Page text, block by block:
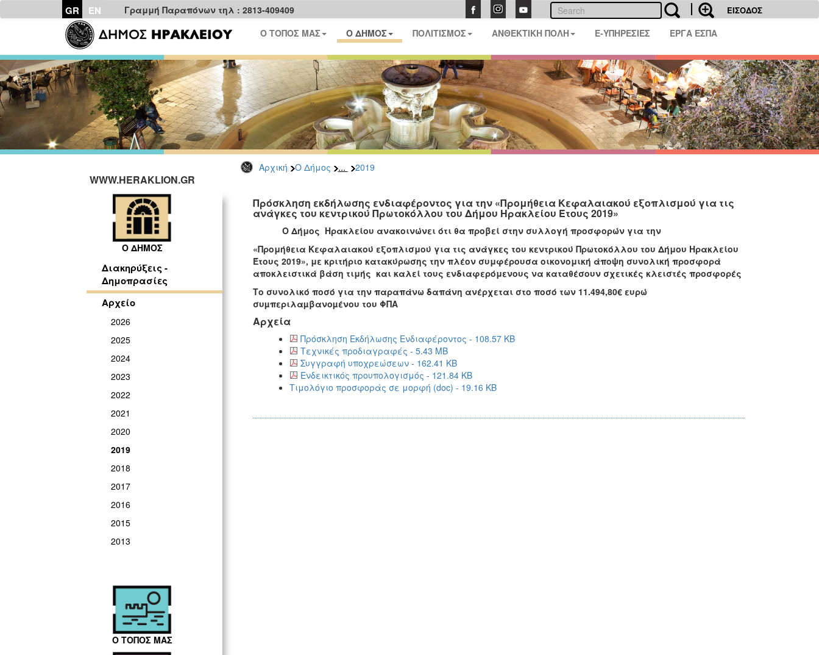
GR EN Γραμμή Παραπόνων τηλ : 2813-409409 ΕΙΣΟΔΟΣ
Ο ΤΟΠΟΣ ΜΑΣ Ο ΔΗΜΟΣ ΠΟΛΙΤΙΣΜΟΣ ΑΝΘΕΚΤΙΚΗ ΠΟΛΗ E-ΥΠΗΡΕΣΙΕΣ ΕΡΓΑ ΕΣΠΑ
Αρχική Ο Δήμος ... 2019
WWW.HERAKLION.GR
Ο ΔΗΜΟΣ
Διακηρύξεις -
Δημοπρασίες
Αρχείο
2026
2025
2024
2023
2022
2021
2020
2019
2018
2017
2016
2015
2013
Ο ΤΟΠΟΣ ΜΑΣ
Πρόσκληση εκδήλωσης ενδιαφέροντος για την «Προμήθεια Κεφαλαιακού εξοπλισμού για τις
ανάγκες του κεντρικού Πρωτοκόλλου του Δήμου Ηρακλείου Έτους 2019»
Ο Δήμος Ηρακλείου ανακοινώνει ότι θα προβεί στην συλλογή προσφορών για την
«Προμήθεια Κεφαλαιακού εξοπλισμού για τις ανάγκες του κεντρικού Πρωτοκόλλου του Δήμου Ηρακλείου
Έτους 2019», με κριτήριο κατακύρωσης την πλέον συμφέρουσα οικονομική άποψη συνολική προσφορά
αποκλειστικά βάση τιμής και καλεί τους ενδιαφερόμενους να καταθέσουν σχετικές κλειστές προσφορές
Το συνολικό ποσό για την παραπάνω δαπάνη ανέρχεται στο ποσό των 11.494,80€ ευρώ
συµπεριλαµβανοµένου του ΦΠΑ
Αρχεία
Πρόσκληση Εκδήλωσης Ενδιαφέροντος - 108.57 KB
Τεχνικές προδιαγραφές - 5.43 MB
Συγγραφή υποχρεώσεων - 162.41 KB
Ενδεικτικός προυπολογισμός - 121.84 KB
Τιμολόγιο προσφοράς σε μορφή (doc) - 19.16 KB